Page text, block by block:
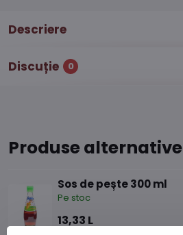
Descriere
Discuție 0
Produse alternative
Sos de pește 300 ml
Pe stoc
13,33 L